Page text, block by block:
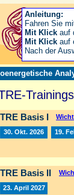
TRE Basis I
30. Okt. 2026 19.
TRE Basis II
23. April 2027
Anleitung:
Fahren Sie
Mit Klick auf
Mit Klick auf
Nach der